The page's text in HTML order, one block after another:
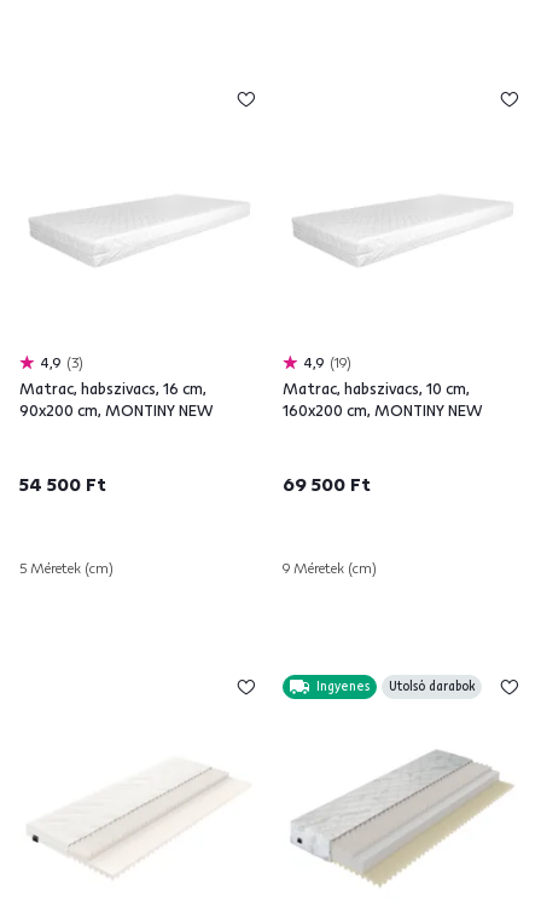
4,9 3
Matrac, habszivacs, 16 cm,
90x200 cm, MONTINY NEW
54 500 Ft
5 Méretek (cm)
4,9 19
Matrac, habszivacs, 10 cm,
160x200 cm, MONTINY NEW
69 500 Ft
9 Méretek (cm)
Ingyenes Utolsó darabok